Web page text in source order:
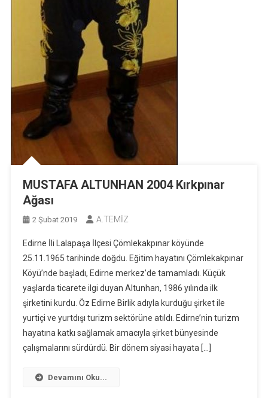
MUSTAFA ALTUNHAN 2004 Kırkpınar
Ağası
2 Şubat 2019 A.TEMİZ
Edirne İli Lalapaşa İlçesi Çömlekakpınar köyünde
25.11.1965 tarihinde doğdu. Eğitim hayatını Çömlekakpınar
Köyü’nde başladı, Edirne merkez’de tamamladı. Küçük
yaşlarda ticarete ilgi duyan Altunhan, 1986 yılında ilk
şirketini kurdu. Öz Edirne Birlik adıyla kurduğu şirket ile
yurtiçi ve yurtdışı turizm sektörüne atıldı. Edirne’nin turizm
hayatına katkı sağlamak amacıyla şirket bünyesinde
çalışmalarını sürdürdü. Bir dönem siyasi hayata […]
Devamını Oku...